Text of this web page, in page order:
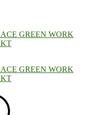
GREEN WORK
GREEN WORK